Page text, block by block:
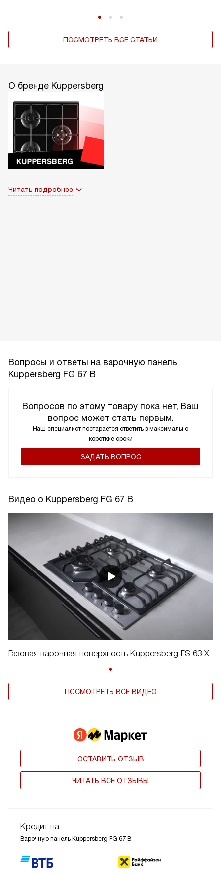
ПОСМОТРЕТЬ ВСЕ СТАТЬИ
О бренде Kuppersberg
Читать подробнее
Вопросы и ответы на варочную панель
Kuppersberg FG 67 B
Вопросов по этому товару пока нет, Ваш
вопрос может стать первым.
Наш специалист постарается ответить в максимально
короткие сроки
ЗАДАТЬ ВОПРОС
Видео о Kuppersberg FG 67 B
Газовая варочная поверхность Kuppersberg FS 63 X
ПОСМОТРЕТЬ ВСЕ ВИДЕО
ОСТАВИТЬ ОТЗЫВ
ЧИТАТЬ ВСЕ ОТЗЫВЫ
Кредит на
Варочную панель Kuppersberg FG 67 B